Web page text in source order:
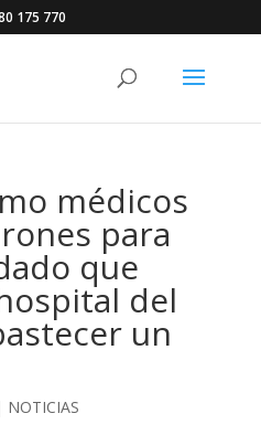
175 770
médicos
para
que
del
un
NOTICIAS